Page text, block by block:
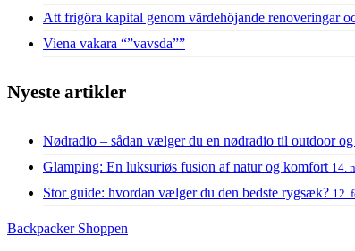
Att frigöra kapital genom värdehöjande renoveringar
Viena vakara “”vavsda””
Nyeste artikler
Nødradio – sådan vælger du en nødradio til outdoor
Glamping: En luksuriøs fusion af natur og komfort 14.
Stor guide: hvordan vælger du den bedste rygsæk? 12.
Backpacker Shoppen